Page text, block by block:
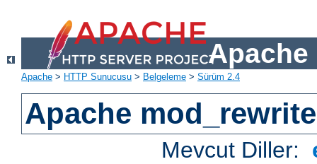
Apache
Apache > HTTP Sunucusu > Belgeleme > Sürüm 2.4
Apache mod_rewrite
Mevcut Diller: